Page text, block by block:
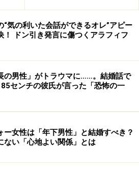
で買い物に行き、二人で食事を
かった夫と一緒にいるより、話
イチさんは「サトコちゃんが大好
情表現をしてくれる。
ね。だけど2年ほどたったころ、
てくれないか』と彼が言うよう
しをしているときより出費が多
聞いてみたら彼の年金はとても
金を崩しているというんです。結
“気の利いた会話ができるオレ”アピー
！ ドン引き発言に傷つくアラフィフ
の男性」がトラウマに……。結婚話で
センチの彼氏が言った「恐怖の一
ー女性は「年下男性」と結婚すべき？
ない「心地よい関係」とは